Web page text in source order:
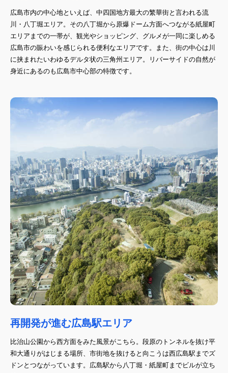
広島市内の中心地といえば、中四国地方最大の繁華街と言われる流
川・八丁堀エリア。その八丁堀から原爆ドーム方面へつながる紙屋町
エリアまでの一帯が、観光やショッピング、グルメが一同に楽しめる
広島市の賑わいを感じられる便利なエリアです。また、街の中心は川
に挟まれたいわゆるデルタ状の三角州エリア。リバーサイドの自然が
身近にあるのも広島市中心部の特徴です。
再開発が進む広島駅エリア
比治山公園から西方面をみた風景がこちら。段原のトンネルを抜け平
和大通りがはじまる場所、市街地を抜けると向こうは西広島駅までズ
ドンとつながっています。広島駅から八丁堀・紙屋町までビルが立ち